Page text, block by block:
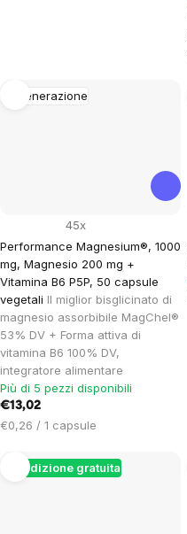
Rigenerazione
Performance Magnesium®, 1000
mg, Magnesio 200 mg +
Vitamina B6 P5P, 50 capsule
vegetali Il miglior bisglicinato di
magnesio assorbibile MagChel®
53% DV + Forma attiva di
vitamina B6 100% DV,
integratore alimentare
45x
Più di 5 pezzi disponibili
€13,02
Prezzo
€0,26 / 1 capsule
Spedizione gratuita